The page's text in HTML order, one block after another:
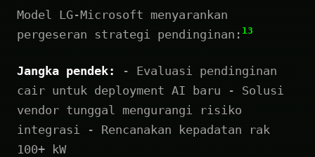
Model LG-Microsoft menyarankan
pergeseran strategi pendinginan: 13
Jangka pendek:
- Evaluasi pendinginan
cair untuk deployment AI baru - Solusi
vendor tunggal mengurangi risiko
integrasi - Rencanakan kepadatan rak
100+ kW